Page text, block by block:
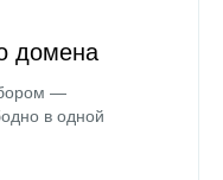
домена
—
в одной